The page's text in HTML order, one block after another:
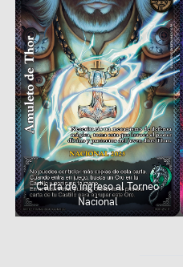
Carta de ingreso al Torneo
Nacional